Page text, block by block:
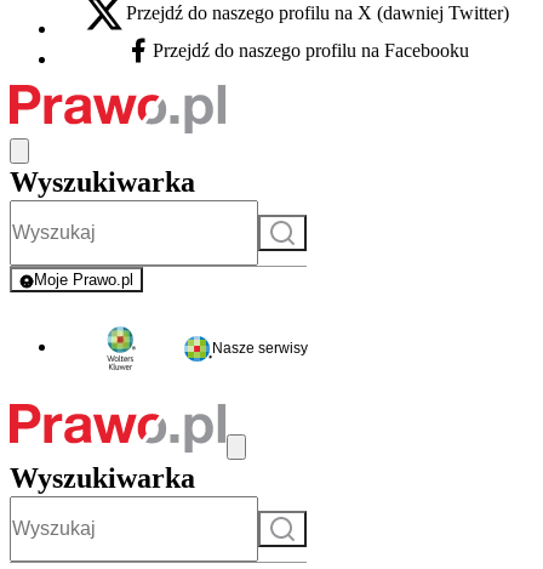
X - otwiera się w nowej karcie
Przejdź do naszego profilu na X (dawniej Twitter)
Facebook - otwiera się w nowej karcie
Przejdź do naszego profilu na Facebooku
Wyszukiwarka
Szukaj
Moje Prawo.pl
- rejestracja i logowanie do serwisu
Nasze serwisy
Wyszukiwarka
Szukaj